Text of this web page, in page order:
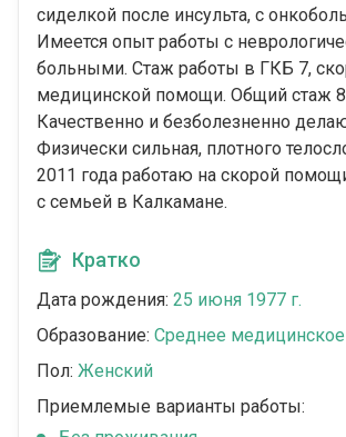
сиделкой после инсульта, с
Имеется опыт работы с
больными. Стаж работы в ГКБ 7,
медицинской помощи. Общий стаж 8
Качественно и безболезненно
Физически сильная, плотного
2011 года работаю на скорой
с семьей в Калкамане.
Кратко
Дата рождения: 25 июня 1977 г.
Образование: Среднее медицинское
Пол: Женский
Приемлемые варианты работы: